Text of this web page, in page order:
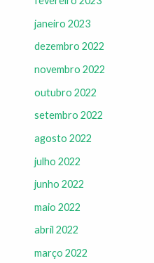
janeiro 2023
dezembro 2022
novembro 2022
outubro 2022
setembro 2022
agosto 2022
julho 2022
junho 2022
maio 2022
abril 2022
março 2022